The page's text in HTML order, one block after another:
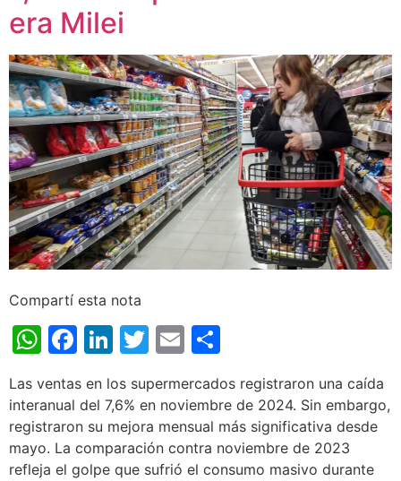
era Milei
Compartí esta nota
WhatsApp
Facebook
LinkedIn
Twitter
Email
Las ventas en los supermercados registraron una caída
interanual del 7,6% en noviembre de 2024. Sin embargo,
registraron su mejora mensual más significativa desde
mayo. La comparación contra noviembre de 2023
refleja el golpe que sufrió el consumo masivo durante